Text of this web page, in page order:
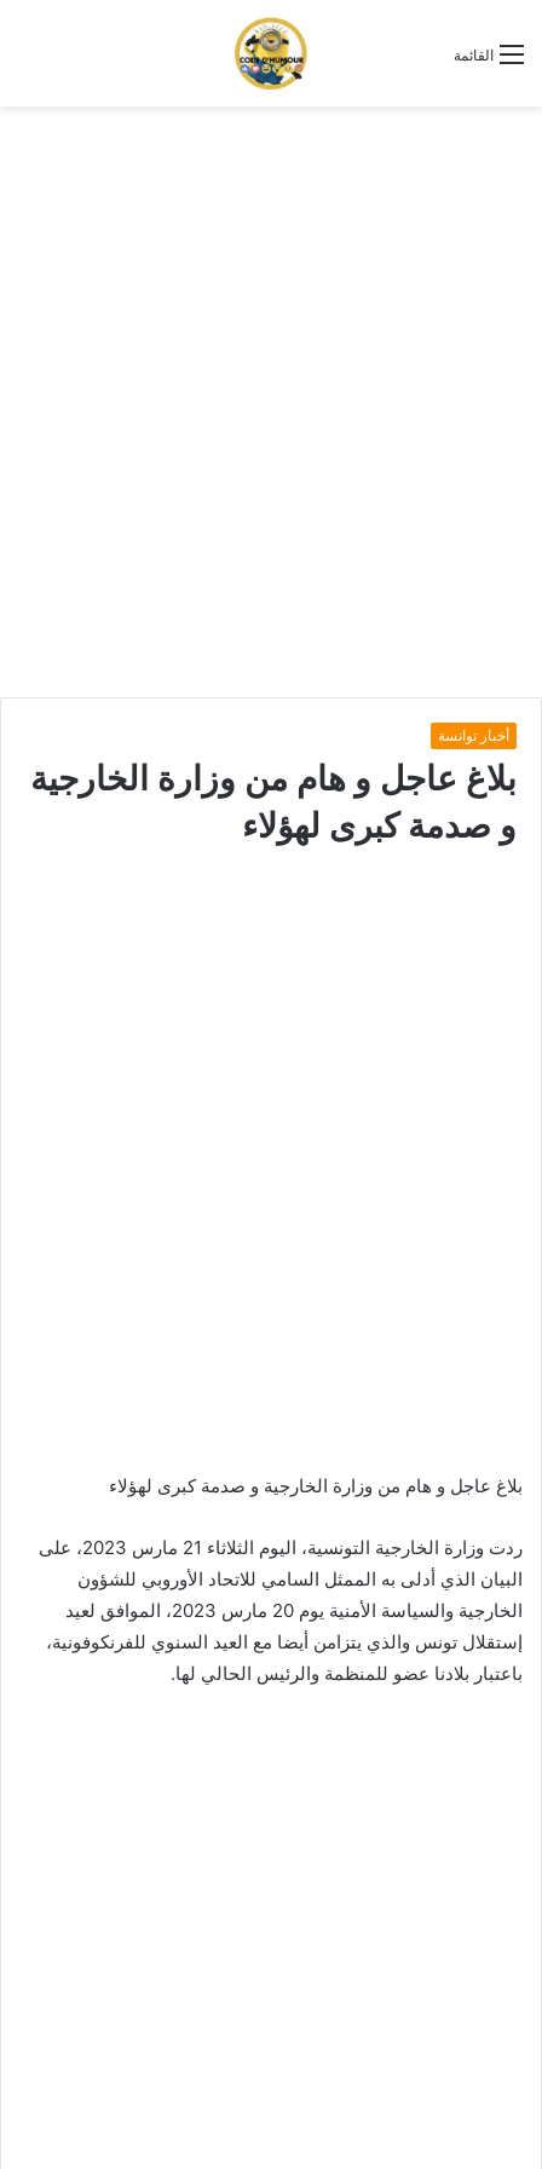
القائمة
أخبار توانسة
بلاغ عاجل و هام من وزارة الخارجية
و صدمة كبرى لهؤلاء
بلاغ عاجل و هام من وزارة الخارجية و صدمة كبرى لهؤلاء
ردت وزارة الخارجية التونسية، اليوم الثلاثاء 21 مارس 2023، على
البيان الذي أدلى به الممثل السامي للاتحاد الأوروبي للشؤون
الخارجية والسياسة الأمنية يوم 20 مارس 2023، الموافق لعيد
إستقلال تونس والذي يتزامن أيضا مع العيد السنوي للفرنكوفونية،
باعتبار بلادنا عضو للمنظمة والرئيس الحالي لها.